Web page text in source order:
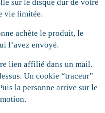
sur le disque dur de votre
vie limitée.
achète le produit, le
l’avez envoyé.
lien affilié dans un mail.
Un cookie “traceur”
la personne arrive sur le